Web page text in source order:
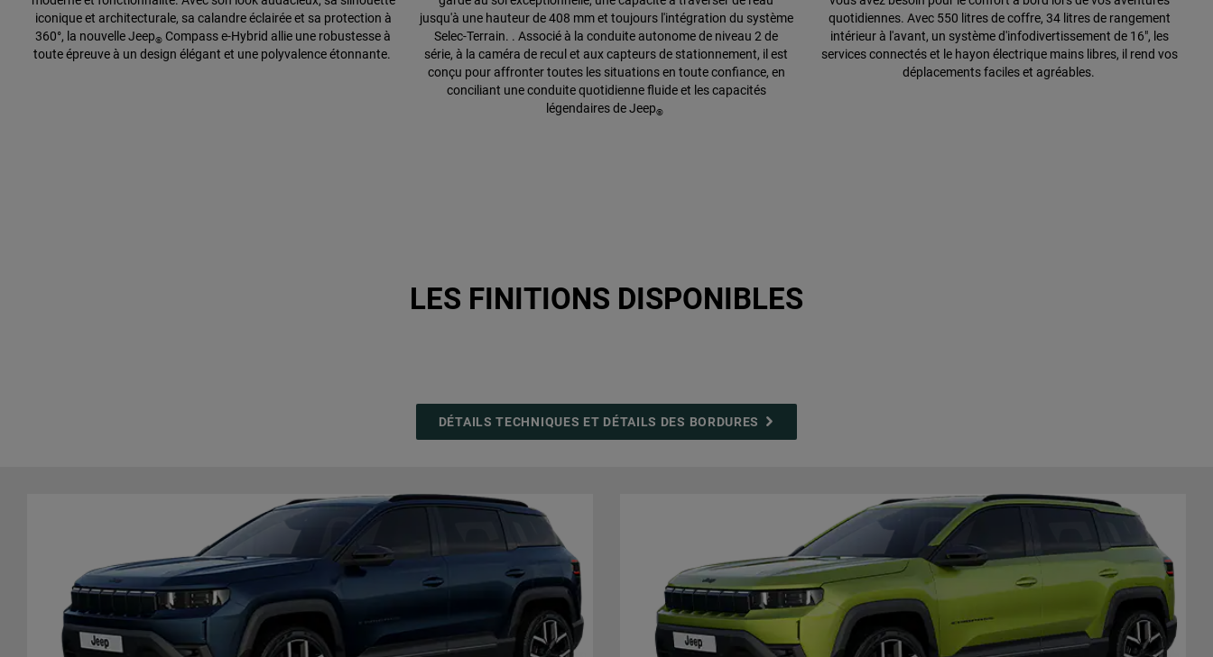
iconique et architecturale, sa calandre éclairée et sa protection à
360°, la nouvelle Jeep® Compass e-Hybrid allie une robustesse à
toute épreuve à un design élégant et une polyvalence étonnante.
jusqu'à une hauteur de 408 mm et toujours l'intégration du système
Selec-Terrain. . Associé à la conduite autonome de niveau 2 de
série, à la caméra de recul et aux capteurs de stationnement, il est
conçu pour affronter toutes les situations en toute confiance, en
conciliant une conduite quotidienne fluide et les capacités
légendaires de Jeep®
quotidiennes. Avec 550 litres de coffre, 34 litres de rangement
intérieur à l'avant, un système d'infodivertissement de 16", les
services connectés et le hayon électrique mains libres, il rend vos
déplacements faciles et agréables.
LES FINITIONS DISPONIBLES
DÉTAILS TECHNIQUES ET DÉTAILS DES BORDURES